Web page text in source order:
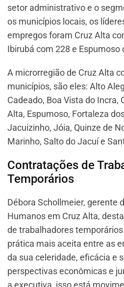
setor administrativo e o
os municípios locais, os
empregos foram Cruz Alta
Ibirubá com 228 e Espumoso
A microrregião de Cruz Alta
municípios, são eles: Alto
Cadeado, Boa Vista do Incra,
Alta, Espumoso, Fortaleza
Jacuizinho, Jóia, Quinze de
Marinho, Salto do Jacuí e
Contratações de
Temporários
Débora Schollmeier, gerente
Humanos em Cruz Alta,
de trabalhadores
prática mais aceita entre as
da sua celeridade, eficácia e
perspectivas econômicas e